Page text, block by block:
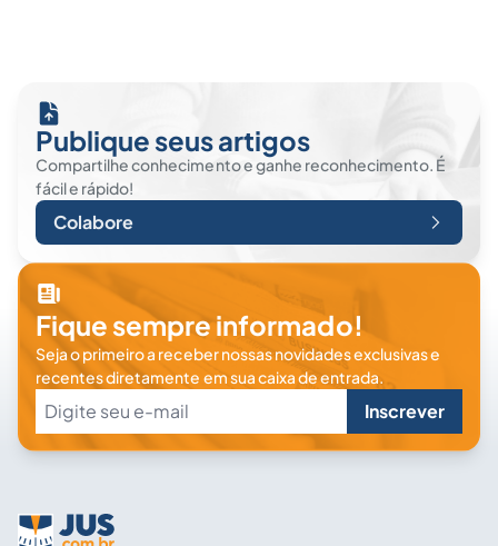
Publique seus artigos
Compartilhe conhecimento e ganhe reconhecimento. É
fácil e rápido!
Colabore
Fique sempre informado!
Seja o primeiro a receber nossas novidades exclusivas e
recentes diretamente em sua caixa de entrada.
Inscrever